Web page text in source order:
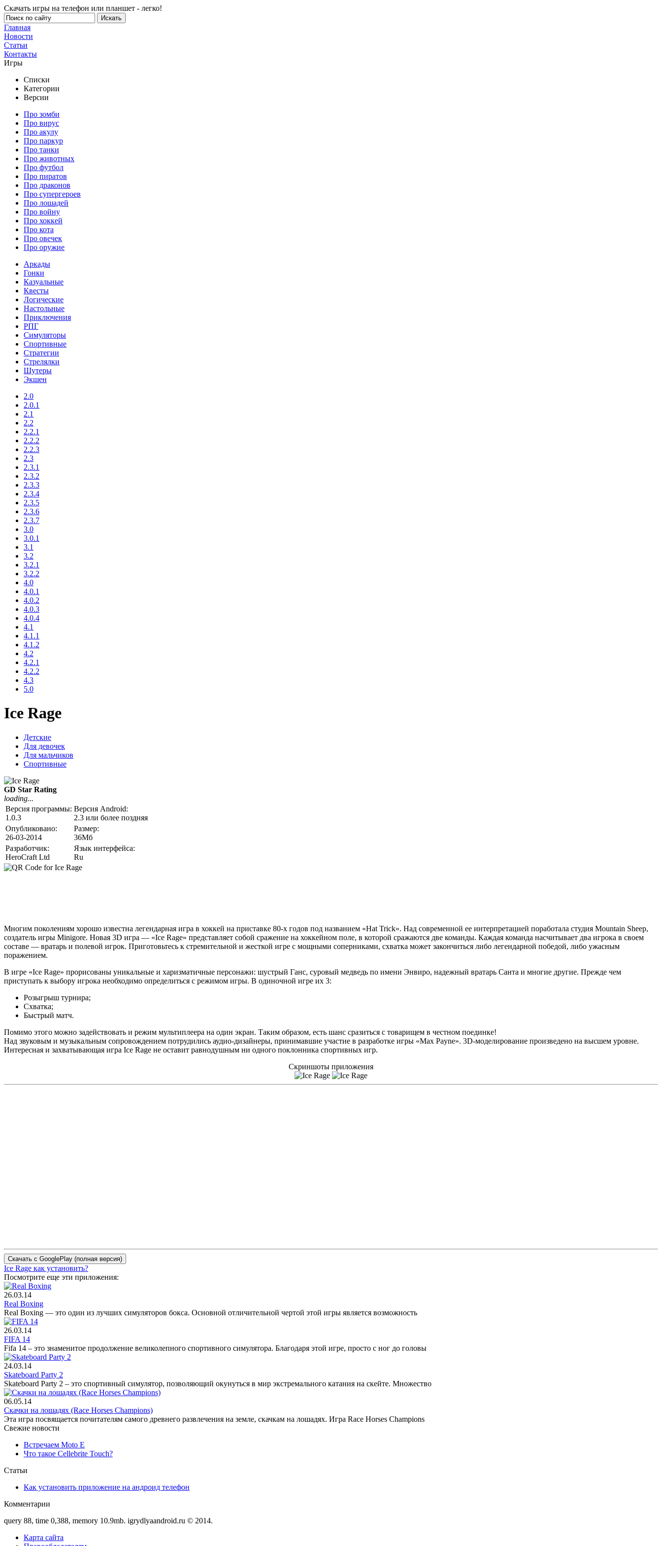
Скачать игры на телефон или планшет - легко!
Главная
Новости
Статьи
Контакты
Игры
Списки
Категории
Версии
Про зомби
Про вирус
Про акулу
Про паркур
Про танки
Про животных
Про футбол
Про пиратов
Про драконов
Про супергероев
Про лошадей
Про войну
Про хоккей
Про кота
Про овечек
Про оружие
Аркады
Гонки
Казуальные
Квесты
Логические
Настольные
Приключения
РПГ
Симуляторы
Спортивные
Стратегии
Стрелялки
Шутеры
Экшен
2.0
2.0.1
2.1
2.2
2.2.1
2.2.2
2.2.3
2.3
2.3.1
2.3.2
2.3.3
2.3.4
2.3.5
2.3.6
2.3.7
3.0
3.0.1
3.1
3.2
3.2.1
3.2.2
4.0
4.0.1
4.0.2
4.0.3
4.0.4
4.1
4.1.1
4.1.2
4.2
4.2.1
4.2.2
4.3
5.0
Ice Rage
Детские
Для девочек
Для мальчиков
Спортивные
GD Star Rating
loading...
Версия программы:
1.0.3
Версия Android:
2.3 или более поздняя
Опубликовано:
26-03-2014
Размер:
36Мб
Разработчик:
HeroCraft Ltd
Язык интерфейса:
Ru
Многим поколениям хорошо известна легендарная игра в хоккей на приставке 80-х годов под названием «Hat Trick». Над современной ее интерпретацией поработала студия Mountain Sheep,
создатель игры Minigore. Новая 3D игра — «Ice Rage» представляет собой сражение на хоккейном поле, в которой сражаются две команды. Каждая команда насчитывает два игрока в своем
составе — вратарь и полевой игрок. Приготовьтесь к стремительной и жесткой игре с мощными соперниками, схватка может закончиться либо легендарной победой, либо ужасным
поражением.
В игре «Ice Rage» прорисованы уникальные и харизматичные персонажи: шустрый Ганс, суровый медведь по имени Энвиро, надежный вратарь Санта и многие другие. Прежде чем
приступать к выбору игрока необходимо определиться с режимом игры. В одиночной игре их 3:
Розыгрыш турнира;
Схватка;
Быстрый матч.
Помимо этого можно задействовать и режим мультиплеера на один экран. Таким образом, есть шанс сразиться с товарищем в честном поединке!
Над звуковым и музыкальным сопровождением потрудились аудио-дизайнеры, принимавшие участие в разработке игры «Max Payne». 3D-моделирование произведено на высшем уровне.
Интересная и захватывающая игра Ice Rage не оставит равнодушным ни одного поклонника спортивных игр.
Скриншоты приложения
Ice Rage как установить?
Посмотрите еще эти приложения:
26.03.14
Real Boxing
Real Boxing — это один из лучших симуляторов бокса. Основной отличительной чертой этой игры является возможность
26.03.14
FIFA 14
Fifa 14 – это знаменитое продолжение великолепного спортивного симулятора. Благодаря этой игре, просто с ног до головы
24.03.14
Skateboard Party 2
Skateboard Party 2 – это спортивный симулятор, позволяющий окунуться в мир экстремального катания на скейте. Множество
06.05.14
Скачки на лошадях (Race Horses Champions)
Эта игра посвящается почитателям самого древнего развлечения на земле, скачкам на лошадях. Игра Race Horses Champions
Свежие новости
Встречаем Moto E
Что такое Cellebrite Touch?
Статьи
Как установить приложение на андроид телефон
Комментарии
query 88, time 0,388, memory 10.9mb. igrydlyaandroid.ru © 2014.
Карта сайта